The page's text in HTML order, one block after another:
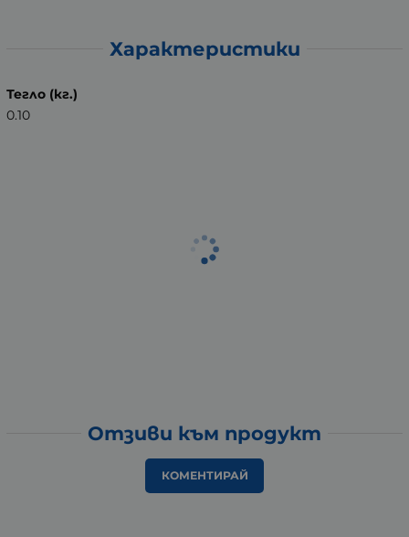
Характеристики
Тегло (кг.)
0.10
Отзиви към продукт
КОМЕНТИРАЙ